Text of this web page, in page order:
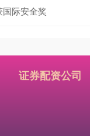
际安全奖
证券配资公司